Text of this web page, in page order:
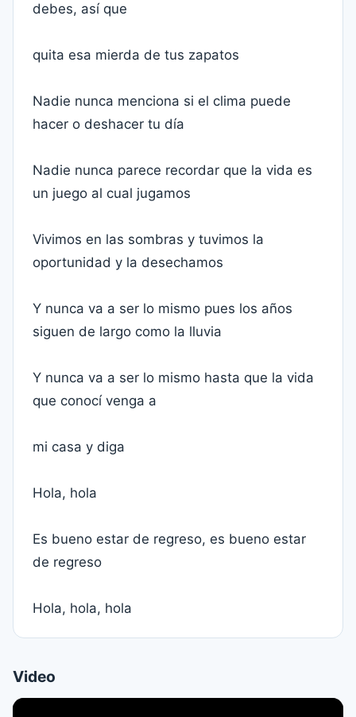
debes, así que
quita esa mierda de tus zapatos
Nadie nunca menciona si el clima puede
hacer o deshacer tu día
Nadie nunca parece recordar que la vida es
un juego al cual jugamos
Vivimos en las sombras y tuvimos la
oportunidad y la desechamos
Y nunca va a ser lo mismo pues los años
siguen de largo como la lluvia
Y nunca va a ser lo mismo hasta que la vida
que conocí venga a
mi casa y diga
Hola, hola
Es bueno estar de regreso, es bueno estar
de regreso
Hola, hola, hola
Video